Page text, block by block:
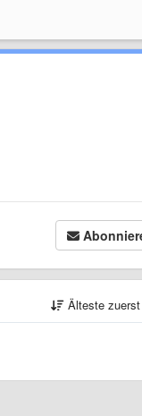
Älteste zuerst